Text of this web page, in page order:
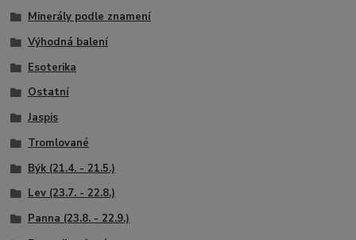
Minerály podle znamení
Výhodná balení
Esoterika
Ostatní
Jaspis
Tromlované
Býk (21.4. - 21.5.)
Lev (23.7. - 22.8.)
Panna (23.8. - 22.9.)